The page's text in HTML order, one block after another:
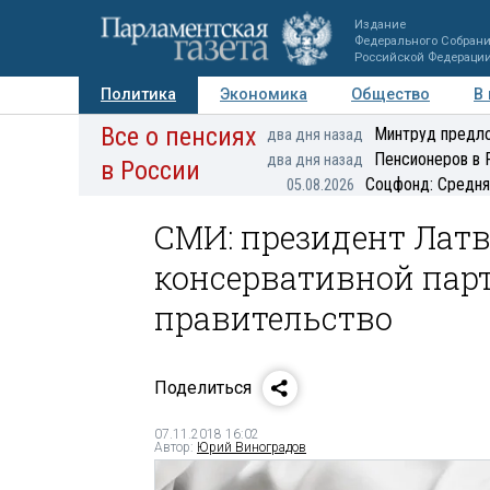
Издание
Федерального
Российской
Политика Экономика Общество
В
Авторы Персоны Мнения Регионы
Все о пенсиях
в России
два дня назад Минтруд
два дня назад Пенсионеров в
05.08.2026 Соцфонд:
СМИ: президент
консервативной
правительство
Поделиться
07.11.2018 16:02
Автор: Юрий Виноградов